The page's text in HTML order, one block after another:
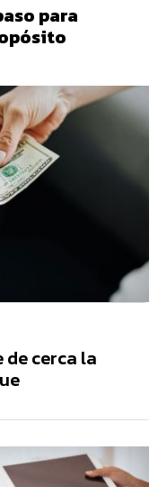
para
de cerca la